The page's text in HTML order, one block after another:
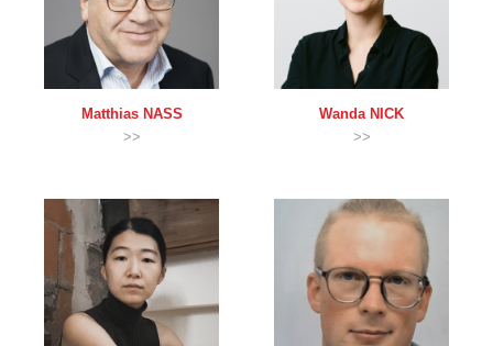
Matthias NASS
>>
Wanda NICK
>>